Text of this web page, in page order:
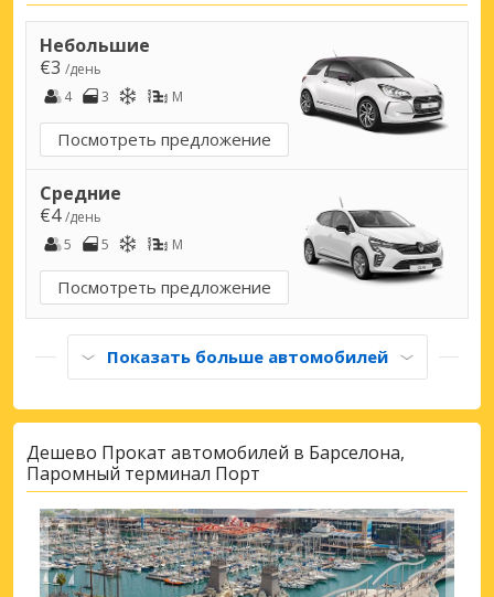
Небольшие
€3 /день
4
3 M
Посмотреть предложение
Средние
€4/день
5
5 M
Посмотреть предложение
Показать больше автомобилей
Дешево Прокат автомобилей в Барселона,
Паромный терминал Порт